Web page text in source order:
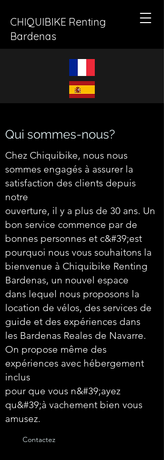
CHIQUIBIKE Renting
Bardenas
Qui sommes-nous?
Chez Chiquibike, nous nous
sommes engagés à assurer la
satisfaction des clients depuis
notre
ouverture, il y a plus de 30 ans. Un
bon service commence par de
bonnes personnes et c&#39;est
pourquoi nous vous souhaitons la
bienvenue à Chiquibike Renting
Bardenas, un nouvel espace
dans lequel nous proposons la
location de vélos, des services de
guide et des expériences dans
les Bardenas Reales de Navarre.
On propose même des
expériences avec hébergement
inclus
pour que vous n&#39;ayez
qu&#39;à vachement bien vous
amusez.
Contactez